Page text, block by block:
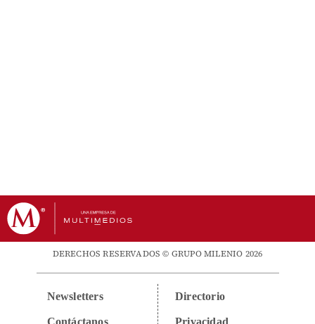
DERECHOS RESERVADOS © GRUPO MILENIO 2026
Newsletters
Contáctanos
Directorio
Privacidad